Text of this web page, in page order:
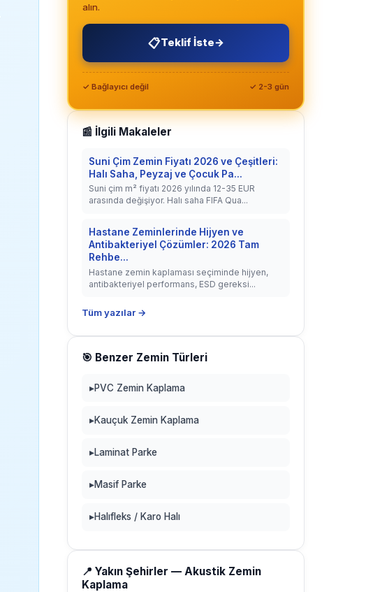
alın.
📋Teklif İste→
✓ Bağlayıcı değil ✓ 2-3 gün
📰 İlgili Makaleler
Suni Çim Zemin Fiyatı 2026 ve Çeşitleri:
Halı Saha, Peyzaj ve Çocuk Pa...
Suni çim m² fiyatı 2026 yılında 12-35 EUR
arasında değişiyor. Halı saha FIFA Qua...
Hastane Zeminlerinde Hijyen ve
Antibakteriyel Çözümler: 2026 Tam
Rehbe...
Hastane zemin kaplaması seçiminde hijyen,
antibakteriyel performans, ESD gereksi...
Tüm yazılar →
🎯 Benzer Zemin Türleri
▸PVC Zemin Kaplama
▸Kauçuk Zemin Kaplama
▸Laminat Parke
▸Masif Parke
▸Halıfleks / Karo Halı
📍 Yakın Şehirler — Akustik Zemin
Kaplama